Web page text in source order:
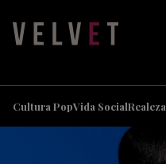
Cultura PopVida SocialRealeza